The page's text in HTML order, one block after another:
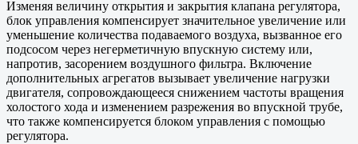
Изменяя величину открытия и закрытия клапана регулятора,
блок управления компенсирует значительное увеличение или
уменьшение количества подаваемого воздуха, вызванное его
подсосом через негерметичную впускную систему или,
напротив, засорением воздушного фильтра. Включение
дополнительных агрегатов вызывает увеличение нагрузки
двигателя, сопровождающееся снижением частоты вращения
холостого хода и изменением разрежения во впускной трубе,
что также компенсируется блоком управления с помощью
регулятора.